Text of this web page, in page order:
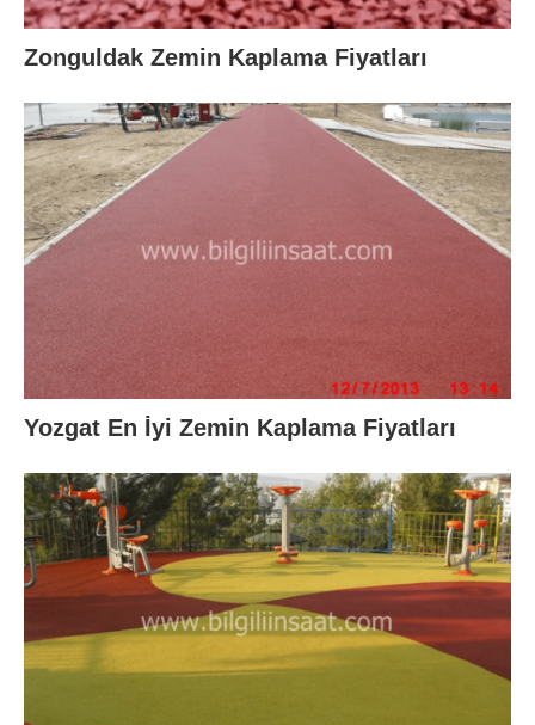
Zonguldak Zemin Kaplama Fiyatları
Yozgat En İyi Zemin Kaplama Fiyatları